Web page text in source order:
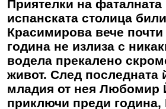
Приятелки на фаталната
испанската столица
Красимирова вече
година не излиза с
водела прекалено
живот. След последната
младия от нея Любомир
приключи преди